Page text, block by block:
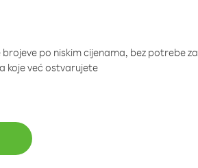
po niskim cijenama, bez potrebe za
koje već ostvarujete